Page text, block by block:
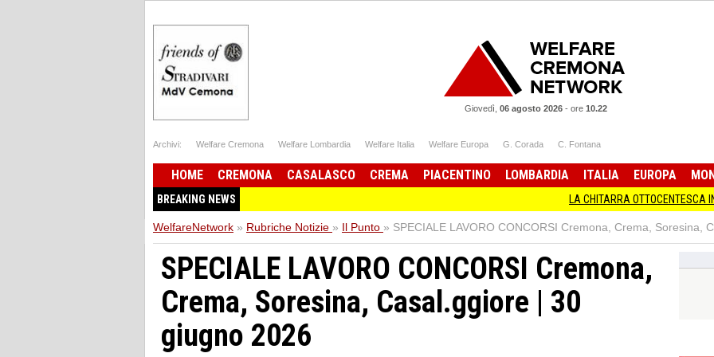
Giovedì, 06 agosto 2026- ore 10.22
Archivi: Welfare Cremona Welfare Lombardia Welfare Italia Welfare Europa G. Corada C. Fontana
HOME CREMONA CASALASCO CREMA PIACENTINO LOMBARDIA ITALIA EUROPA
BREAKING NEWS LA CHITARRA OTTOCENTESCA IN MOSTRA A
WelfareNetwork » Rubriche Notizie » Il Punto » SPECIALE LAVORO CONCORSI Cremona, Crema, Soresina,
SPECIALE LAVORO CONCORSI Cremona,
Crema, Soresina, Casal.ggiore | 30
giugno 2026